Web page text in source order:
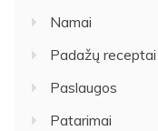
Namai
Padažų receptai
Paslaugos
Patarimai